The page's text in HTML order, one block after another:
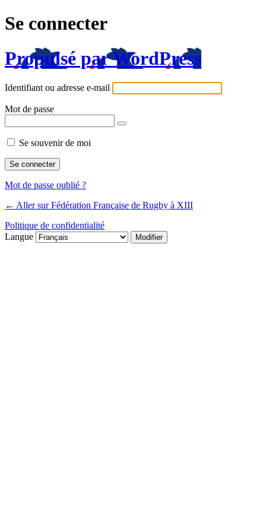
Se connecter
Propulsé par WordPress
Identifiant ou adresse e-mail
Mot de passe
Se souvenir de moi
Mot de passe oublié ?
← Aller sur Fédération Française de Rugby à XIII
Politique de confidentialité
Langue